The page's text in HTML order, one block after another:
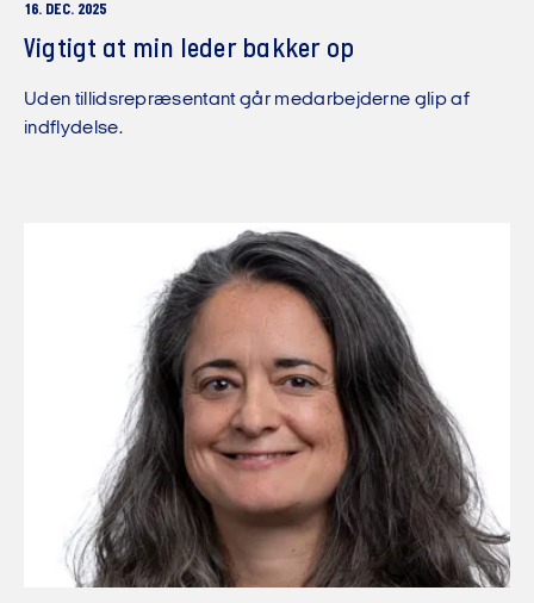
16. DEC. 2025
Vigtigt at min leder bakker op
Uden tillidsrepræsentant går medarbejderne glip af
indflydelse.